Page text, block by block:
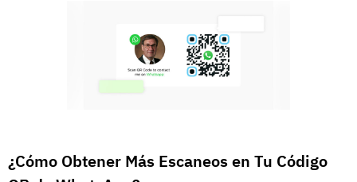
¿Cómo Obtener Más Escaneos en Tu Código